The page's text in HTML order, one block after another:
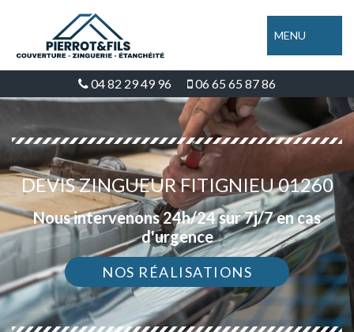
MENU
04 82 29 49 96 06 65 65 87 86
DEVIS ZINGUEUR FITIGNIEU 01260
Nous intervenons 24h/24 sur 7j/7 en cas
d'urgence
NOS RÉALISATIONS